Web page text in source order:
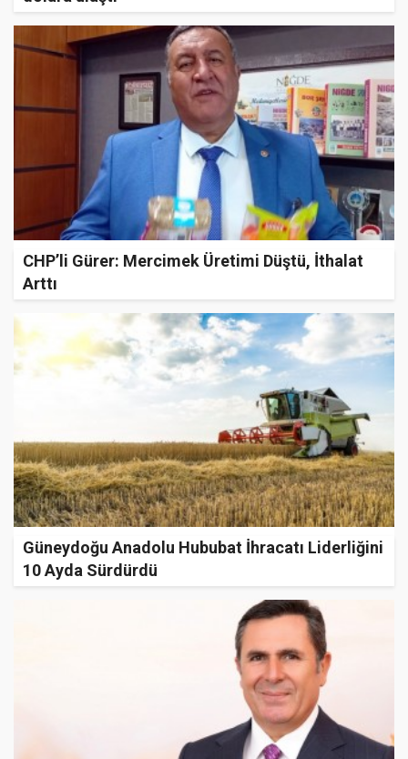
CHP’li Gürer: Mercimek Üretimi Düştü, İthalat
Arttı
Güneydoğu Anadolu Hububat İhracatı Liderliğini
10 Ayda Sürdürdü